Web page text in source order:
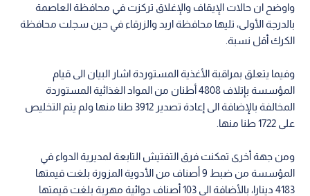
واوضح ان حالات الإيقاف والإغلاق تركزت في محافظة العاصمة
بالدرجة الأولى، تليها محافظة اربد والزرقاء في حين سجلت محافظة
الكرك أقل نسبة.
وفيما يتعلق بمراقبة الأغذية المستوردة اشار البيان الى قيام
المؤسسة بإتلاف 4808 أطنان من المواد الغذائية المستوردة
المخالفة بالإضافة الى إعادة تصدير 3912 طنا منها ولم يتم التخليص
على 1722 طنا منها.
ومن جهة أخرى تمكنت فرق التفتيش التابعة لمديرية الدواء في
المؤسسة من ضبط 9 أصناف من الأدوية المزورة بلغت قيمتها
4183 دينارا، بالأضافة الى 103 أصناف دوائية مهربة بلغت قيمتها